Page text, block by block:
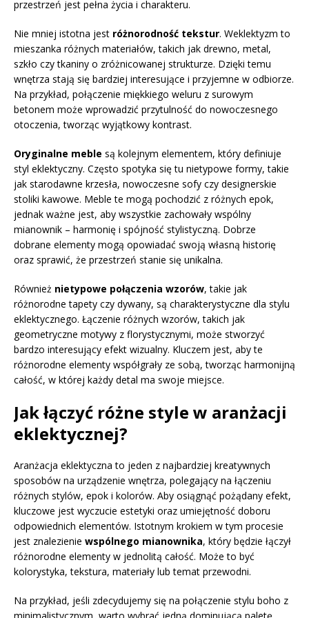
przestrzeń jest pełna życia i charakteru.
Nie mniej istotna jest różnorodność tekstur. Weklektyzm to
mieszanka różnych materiałów, takich jak drewno, metal,
szkło czy tkaniny o zróżnicowanej strukturze. Dzięki temu
wnętrza stają się bardziej interesujące i przyjemne w odbiorze.
Na przykład, połączenie miękkiego weluru z surowym
betonem może wprowadzić przytulność do nowoczesnego
otoczenia, tworząc wyjątkowy kontrast.
Oryginalne meble są kolejnym elementem, który definiuje
styl eklektyczny. Często spotyka się tu nietypowe formy, takie
jak starodawne krzesła, nowoczesne sofy czy designerskie
stoliki kawowe. Meble te mogą pochodzić z różnych epok,
jednak ważne jest, aby wszystkie zachowały wspólny
mianownik – harmonię i spójność stylistyczną. Dobrze
dobrane elementy mogą opowiadać swoją własną historię
oraz sprawić, że przestrzeń stanie się unikalna.
Również nietypowe połączenia wzorów, takie jak
różnorodne tapety czy dywany, są charakterystyczne dla stylu
eklektycznego. Łączenie różnych wzorów, takich jak
geometryczne motywy z florystycznymi, może stworzyć
bardzo interesujący efekt wizualny. Kluczem jest, aby te
różnorodne elementy współgrały ze sobą, tworząc harmonijną
całość, w której każdy detal ma swoje miejsce.
Jak łączyć różne style w aranżacji
eklektycznej?
Aranżacja eklektyczna to jeden z najbardziej kreatywnych
sposobów na urządzenie wnętrza, polegający na łączeniu
różnych stylów, epok i kolorów. Aby osiągnąć pożądany efekt,
kluczowe jest wyczucie estetyki oraz umiejętność doboru
odpowiednich elementów. Istotnym krokiem w tym procesie
jest znalezienie wspólnego mianownika, który będzie łączył
różnorodne elementy w jednolitą całość. Może to być
kolorystyka, tekstura, materiały lub temat przewodni.
Na przykład, jeśli zdecydujemy się na połączenie stylu boho z
minimalistycznym, warto wybrać jedną dominującą paletę